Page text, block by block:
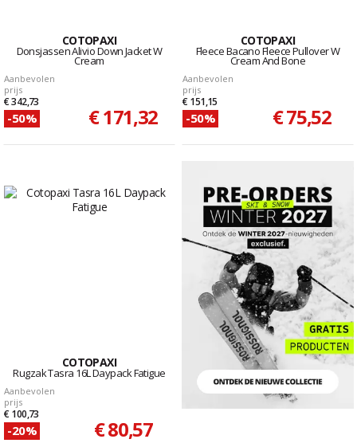
COTOPAXI
Donsjassen Alivio Down Jacket W
Cream
Aanbevolen
prijs
€ 342,73
-50% € 171,32
COTOPAXI
Fleece Bacano Fleece Pullover W
Cream And Bone
Aanbevolen
prijs
€ 151,15
-50% € 75,52
COTOPAXI
Rugzak Tasra 16L Daypack Fatigue
Aanbevolen
prijs
€ 100,73
-20% € 80,57